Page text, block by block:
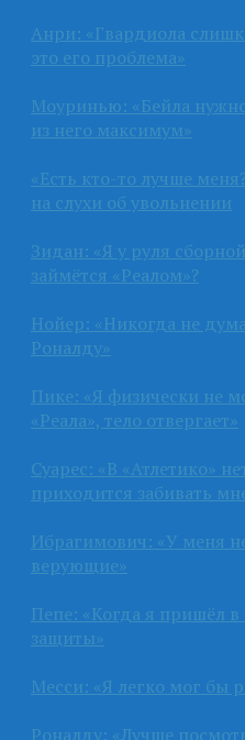
Анри: «Гвардиола
это его проблема»
Моуринью: «Бейла
из него максимум»
«Есть кто-то лучше
на слухи об увольнении
Зидан: «Я у руля
займётся «Реалом»?
Нойер: «Никогда не
Роналду»
Пике: «Я физически не
«Реала», тело отвергает»
Суарес: «В «Атлетико»
приходится забивать
Ибрагимович: «У меня
верующие»
Пепе: «Когда я пришёл в
защиты»
Месси: «Я легко мог бы
Роналду: «Лучше